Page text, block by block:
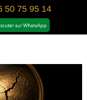
50 75 95 14